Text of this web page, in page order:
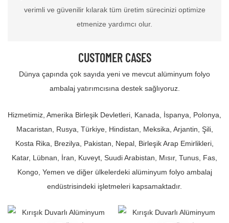
verimli ve güvenilir kılarak tüm üretim sürecinizi optimize
etmenize yardımcı olur.
CUSTOMER CASES
Dünya çapında çok sayıda yeni ve mevcut alüminyum folyo
ambalaj yatırımcısına destek sağlıyoruz.
Hizmetimiz, Amerika Birleşik Devletleri, Kanada, İspanya, Polonya,
Macaristan, Rusya, Türkiye, Hindistan, Meksika, Arjantin, Şili,
Kosta Rika, Brezilya, Pakistan, Nepal, Birleşik Arap Emirlikleri,
Katar, Lübnan, İran, Kuveyt, Suudi Arabistan, Mısır, Tunus, Fas,
Kongo, Yemen ve diğer ülkelerdeki alüminyum folyo ambalaj
endüstrisindeki işletmeleri kapsamaktadır.